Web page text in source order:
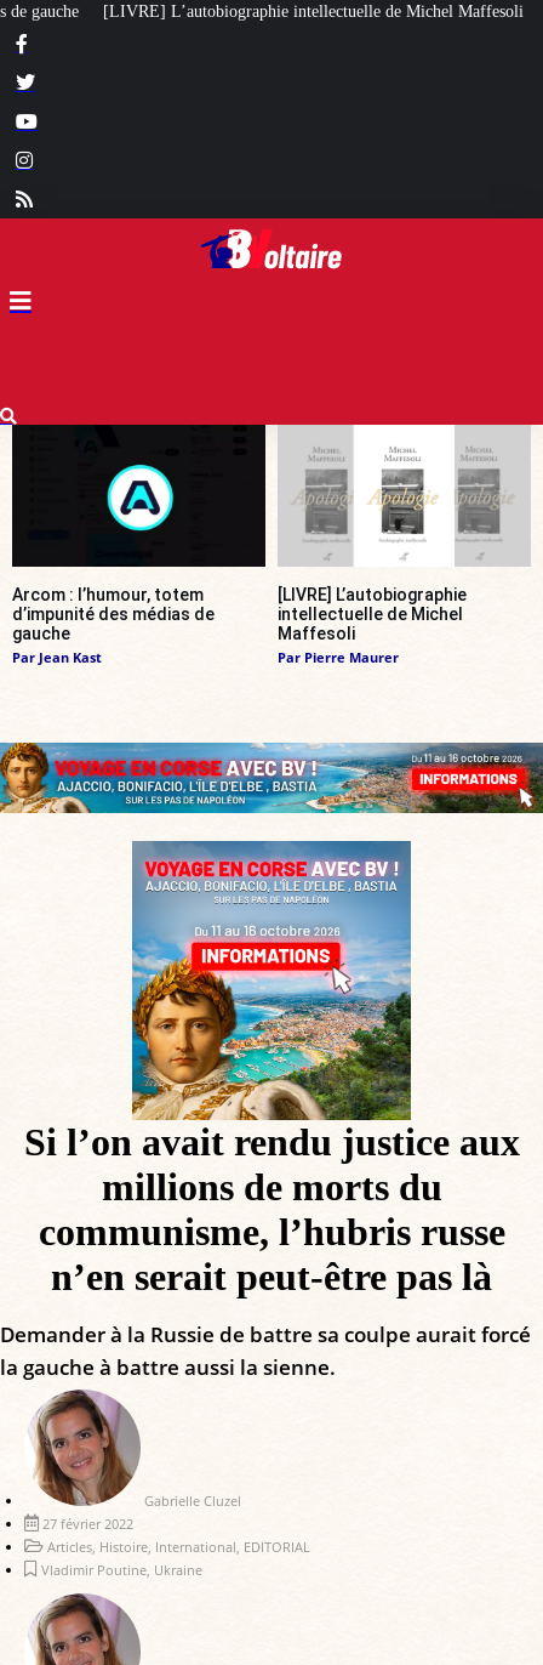
intellectuelle de Michel Maffesoli Pour regagner son influence en
Arcom : l’humour, totem
d’impunité des médias de
gauche
Par Jean Kast
[LIVRE] L’autobiographie
intellectuelle de Michel
Maffesoli
Par Pierre Maurer
Si l’on avait rendu justice aux
millions de morts du
communisme, l’hubris russe
n’en serait peut-être pas là
Demander à la Russie de battre sa coulpe aurait forcé
la gauche à battre aussi la sienne.
Gabrielle Cluzel
27 février 2022
Articles Histoire International EDITORIAL
Vladimir Poutine Ukraine